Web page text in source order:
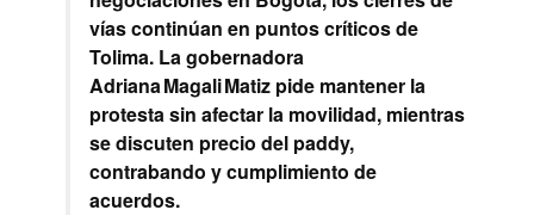
vías continúan en puntos críticos de
Tolima. La gobernadora
Adriana Magali Matiz pide mantener la
protesta sin afectar la movilidad, mientras
se discuten precio del paddy,
contrabando y cumplimiento de
acuerdos.